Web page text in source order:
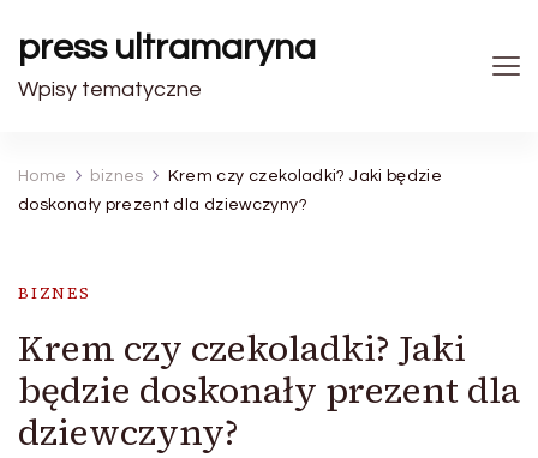
press ultramaryna
Wpisy tematyczne
Home biznes
Krem czy czekoladki? Jaki będzie
doskonały prezent dla dziewczyny?
BIZNES
Krem czy czekoladki? Jaki
będzie doskonały prezent dla
dziewczyny?